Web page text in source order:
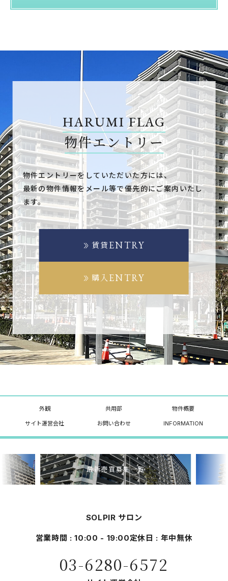
HARUMI FLAG
物件エントリー
物件エントリーをしていただいた方には、
最新の物件情報をメール等で優先的にご案内いたし
ます。
賃貸 ENTRY
購入 ENTRY
外観 共用部 物件概要
サイト運営会社 お問い合わせ INFORMATION
最新売買募集一覧
SOLPIR サロン
営業時間 : 10:00 - 19:00定休日 : 年中無休
03-6280-6572